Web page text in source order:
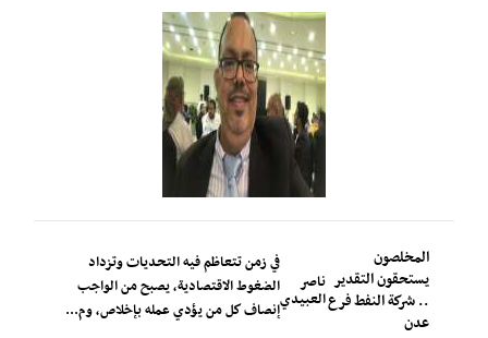
المخلصون
يستحقون التقدير
.. شركة النفط فرع
عدن
ناصر
العبيدي
في زمن تتعاظم فيه التحديات وتزداد
الضغوط الاقتصادية، يصبح من الواجب
إنصاف كل من يؤدي عمله بإخلاص، وم...